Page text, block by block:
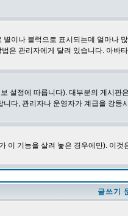
이나 블럭으로 표시되는데 얼마
은 관리자에게 달려 있습니다. 아
설정에 따릅니다). 대부분의 게시
다, 관리자나 운영자가 계급을 강등
기능을 살려 놓은 경우에만). 이
글쓰기